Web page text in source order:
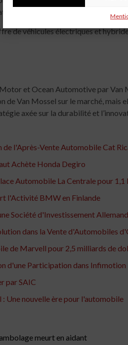
de son personnel pour garantir
de véhicules électriques et
et Ocean Automotive par Van
Van Mossel sur le marché, mais
axée sur la durabilité et
l'Après-Vente Automobile Cat
Achète Honda Degiro
Automobile La Centrale pour
l'Activité BMW en Finlande
Société d'Investissement
dans la Vente d'Automobiles
de Marvell pour 2,5 milliards de
d'une Participation dans Infimotion
par SAIC
: Une nouvelle ère pour l'automobile
meurt en aidant